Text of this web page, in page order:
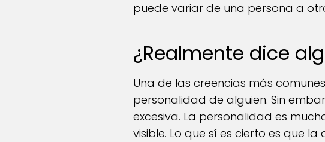
puede variar de una persona a
¿Realmente dice
Una de las creencias más
personalidad de alguien. Sin
excesiva. La personalidad es
visible. Lo que sí es cierto es que